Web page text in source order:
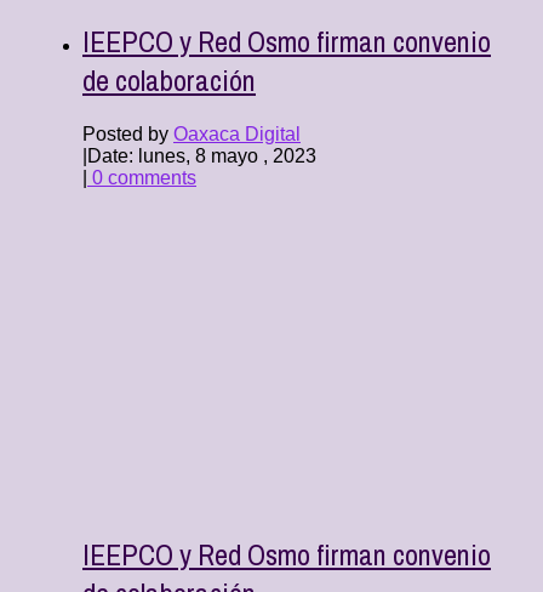
IEEPCO y Red Osmo firman convenio
de colaboración
Posted by Oaxaca Digital
Date: lunes, 8 mayo , 2023
0 comments
IEEPCO y Red Osmo firman convenio